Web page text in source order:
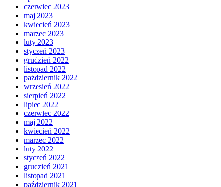
czerwiec 2023
maj 2023
kwiecień 2023
marzec 2023
luty 2023
styczeń 2023
grudzień 2022
listopad 2022
październik 2022
wrzesień 2022
sierpień 2022
lipiec 2022
czerwiec 2022
maj 2022
kwiecień 2022
marzec 2022
luty 2022
styczeń 2022
grudzień 2021
listopad 2021
październik 2021